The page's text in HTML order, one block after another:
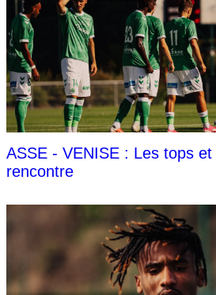
ASSE - VENISE : Les tops
rencontre